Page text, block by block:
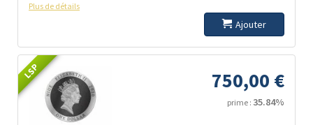
Plus de détails
Ajouter
LSP 750,00 €
prime : 35.84%